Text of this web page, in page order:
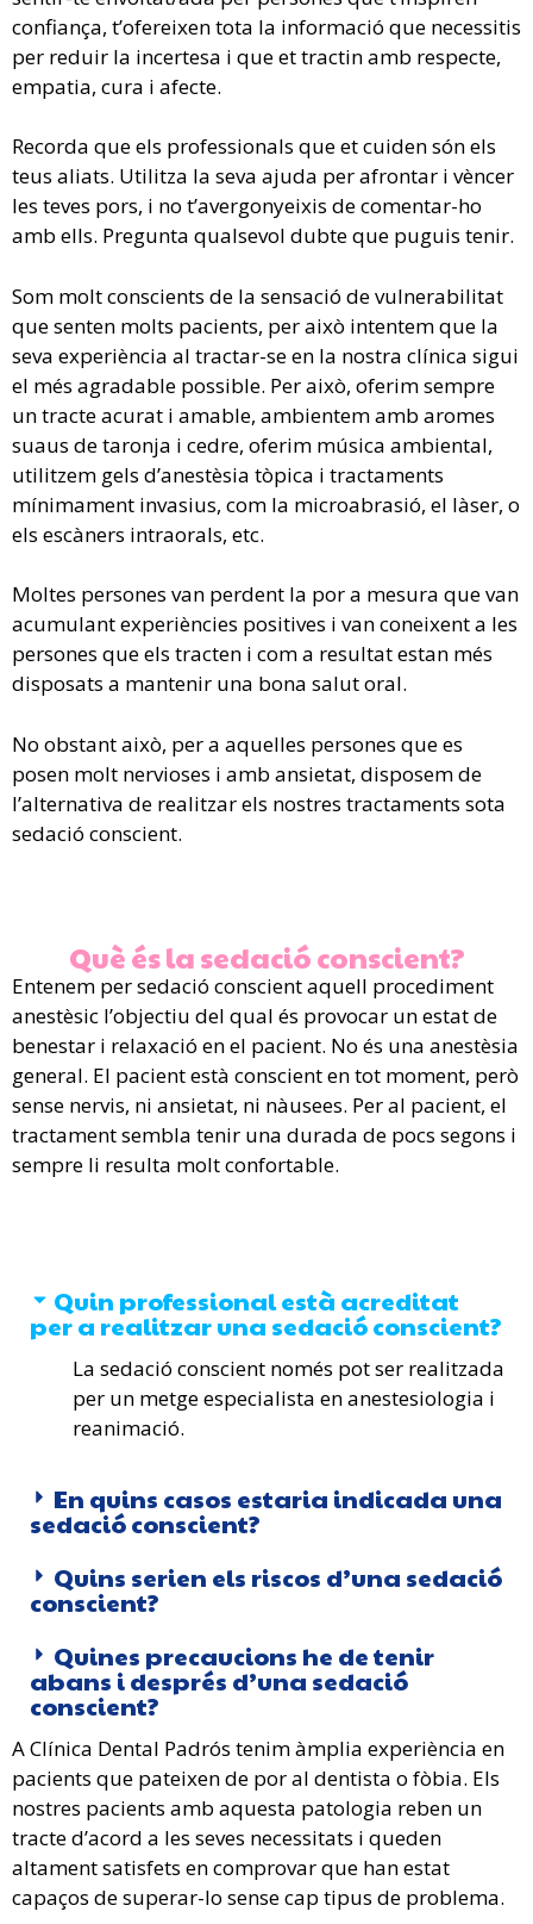
confiança, t’ofereixen tota la informació que necessitis
per reduir la incertesa i que et tractin amb respecte,
empatia, cura i afecte.
Recorda que els professionals que et cuiden són els
teus aliats. Utilitza la seva ajuda per afrontar i vèncer
les teves pors, i no t’avergonyeixis de comentar-ho
amb ells. Pregunta qualsevol dubte que puguis tenir.
Som molt conscients de la sensació de vulnerabilitat
que senten molts pacients, per això intentem que la
seva experiència al tractar-se en la nostra clínica sigui
el més agradable possible. Per això, oferim sempre
un tracte acurat i amable, ambientem amb aromes
suaus de taronja i cedre, oferim música ambiental,
utilitzem gels d’anestèsia tòpica i tractaments
mínimament invasius, com la microabrasió, el làser, o
els escàners intraorals, etc.
Moltes persones van perdent la por a mesura que van
acumulant experiències positives i van coneixent a les
persones que els tracten i com a resultat estan més
disposats a mantenir una bona salut oral.
No obstant això, per a aquelles persones que es
posen molt nervioses i amb ansietat, disposem de
l’alternativa de realitzar els nostres tractaments sota
sedació conscient.
Què és la sedació conscient?
Entenem per sedació conscient aquell procediment
anestèsic l’objectiu del qual és provocar un estat de
benestar i relaxació en el pacient. No és una anestèsia
general. El pacient està conscient en tot moment, però
sense nervis, ni ansietat, ni nàusees. Per al pacient, el
tractament sembla tenir una durada de pocs segons i
sempre li resulta molt confortable.
Quin professional està acreditat
per a realitzar una sedació conscient?
La sedació conscient només pot ser realitzada
per un metge especialista en anestesiologia i
reanimació.
En quins casos estaria indicada una
sedació conscient?
Quins serien els riscos d’una sedació
conscient?
Quines precaucions he de tenir
abans i després d’una sedació
conscient?
A Clínica Dental Padrós tenim àmplia experiència en
pacients que pateixen de por al dentista o fòbia. Els
nostres pacients amb aquesta patologia reben un
tracte d’acord a les seves necessitats i queden
altament satisfets en comprovar que han estat
capaços de superar-lo sense cap tipus de problema.